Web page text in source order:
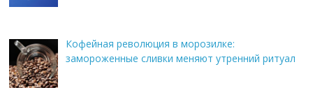
Кофейная революция в морозилке:
замороженные сливки меняют утренний ритуал